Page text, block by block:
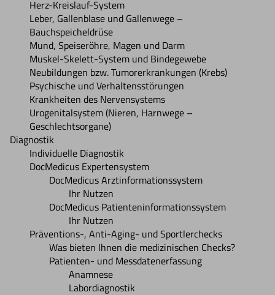
Herz-Kreislauf-System
Leber, Gallenblase und Gallenwege –
Bauchspeicheldrüse
Mund, Speiseröhre, Magen und Darm
Muskel-Skelett-System und Bindegewebe
Neubildungen bzw. Tumorerkrankungen (Krebs)
Psychische und Verhaltensstörungen
Krankheiten des Nervensystems
Urogenitalsystem (Nieren, Harnwege –
Geschlechtsorgane)
Diagnostik
Individuelle Diagnostik
DocMedicus Expertensystem
DocMedicus Arztinformationssystem
Ihr Nutzen
DocMedicus Patienteninformationssystem
Ihr Nutzen
Präventions-, Anti-Aging- und Sportlerchecks
Was bieten Ihnen die medizinischen Checks?
Patienten- und Messdatenerfassung
Anamnese
Labordiagnostik